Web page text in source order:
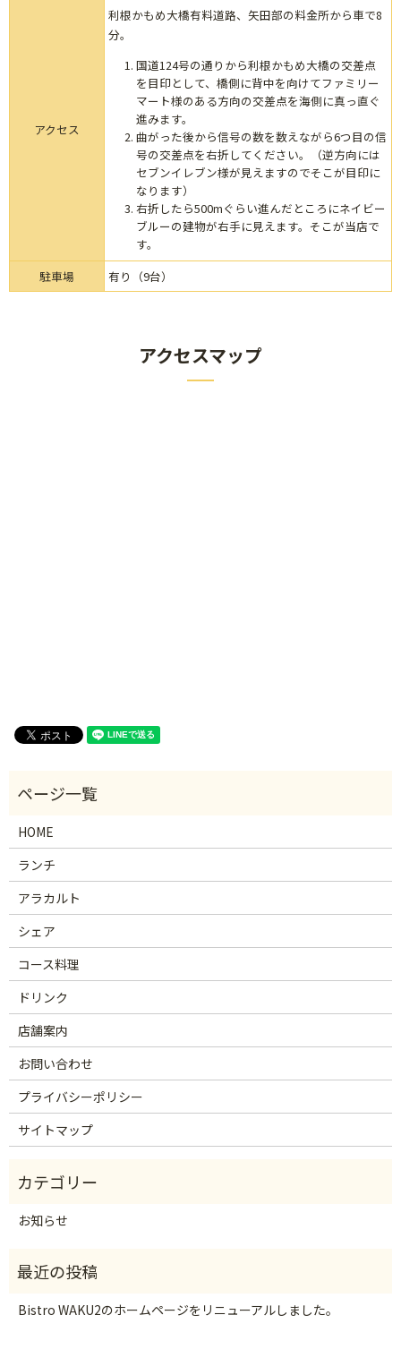
アクセス
利根かもめ大橋有料道路、矢田部の料金所から車で8
分。
国道124号の通りから利根かもめ大橋の交差点
を目印として、橋側に背中を向けてファミリー
マート様のある方向の交差点を海側に真っ直ぐ
進みます。
曲がった後から信号の数を数えながら6つ目の信
号の交差点を右折してください。（逆方向には
セブンイレブン様が見えますのでそこが目印に
なります）
右折したら500mぐらい進んだところにネイビー
ブルーの建物が右手に見えます。そこが当店で
す。
駐車場
有り（9台）
アクセスマップ
HOME
ランチ
アラカルト
シェア
コース料理
ドリンク
店舗案内
お問い合わせ
プライバシーポリシー
サイトマップ
お知らせ
Bistro WAKU2のホームページをリニューアルしました。